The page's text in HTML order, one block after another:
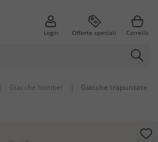
Login Offerte speciali Carrello
| Giacche bomber | Giacche trapuntate